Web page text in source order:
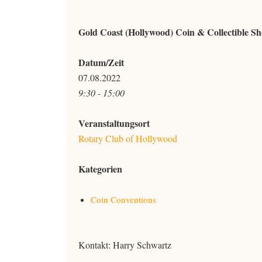
Gold Coast (Hollywood) Coin & Collectible
Datum/Zeit
07.08.2022
9:30 - 15:00
Veranstaltungsort
Rotary Club of Hollywood
Kategorien
Coin Conventions
Kontakt: Harry Schwartz